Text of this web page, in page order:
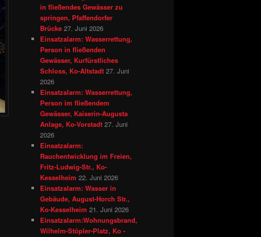
in fließendes Gewässer zu
springen, Pfaffendorfer
Brücke 27. Juni 2026
Einsatzalarm: Wasserrettung,
Person in fließenden
Gewässer, Kurfürstliches
Schloss, Ko-Altstadt 27. Juni
2026
Einsatzalarm: Wasserrettung,
Person im fließendem
Gewässer, Kaiserin-Augusta
Anlage, Ko-Vorstadt 27. Juni
2026
Einsatzalarm:
Rauchentwicklung im Freien,
Fritz-Ludwig-Str., Ko-
Kesselheim 22. Juni 2026
Einsatzalarm: Wasser in
Gebäude, August-Horch Str.,
Ko-Kesselheim 21. Juni 2026
Einsatzalarm:Wohnungsbrand,
Wilhelm-Stöpler-Platz, Ko -